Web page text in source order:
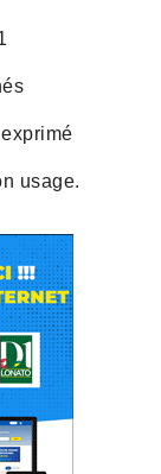
usage.